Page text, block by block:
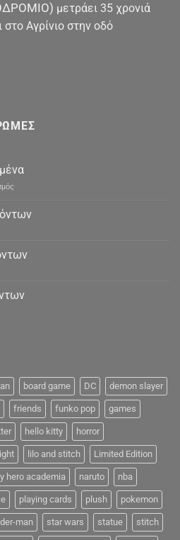
μετράει 35 χρονιά
στο Αγρίνιο στην οδό
Δεδομένα
board game DC demon slayer
friends funko pop games
hello kitty horror
light lilo and stitch Limited Edition
hero academia naruto nba
playing cards plush pokemon
man star wars statue stitch